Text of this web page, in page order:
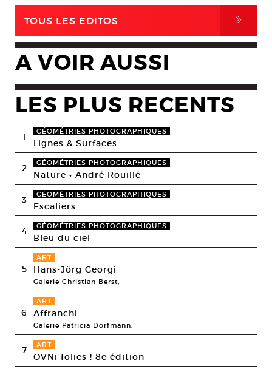
TOUS LES EDITOS ,
A VOIR AUSSI
LES PLUS RECENTS
1 GÉOMÉTRIES PHOTOGRAPHIQUES
Lignes & Surfaces
2 GÉOMÉTRIES PHOTOGRAPHIQUES
Nature • André Rouillé
3 GÉOMÉTRIES PHOTOGRAPHIQUES
Escaliers
4 GÉOMÉTRIES PHOTOGRAPHIQUES
Bleu du ciel
5
ART
Hans-Jörg Georgi
Galerie Christian Berst,
6
ART
Affranchi
Galerie Patricia Dorfmann,
7 ART
OVNi folies ! 8e édition